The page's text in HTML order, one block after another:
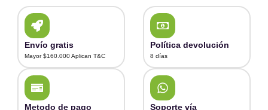
Envío gratis
Mayor $160.000 Aplican T&C
Política devolución
8 días
Metodo de pago Soporte vía